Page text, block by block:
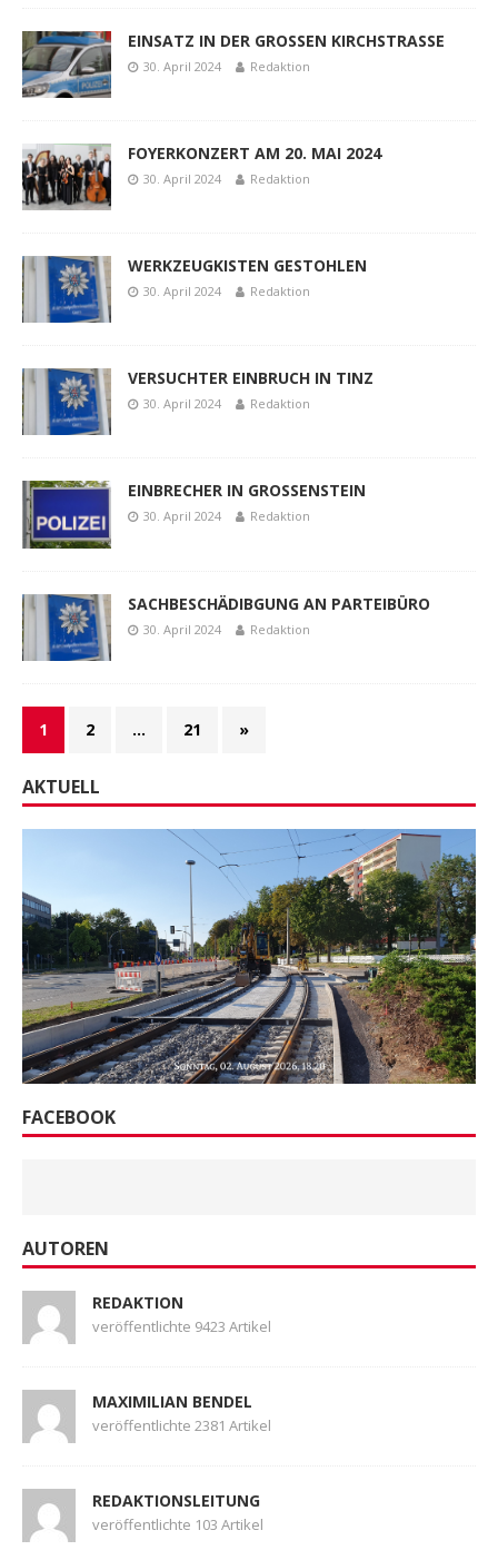
EINSATZ IN DER GROSSEN KIRCHSTRASSE
30. April 2024 Redaktion
FOYERKONZERT AM 20. MAI 2024
30. April 2024 Redaktion
WERKZEUGKISTEN GESTOHLEN
30. April 2024 Redaktion
VERSUCHTER EINBRUCH IN TINZ
30. April 2024 Redaktion
EINBRECHER IN GROSSENSTEIN
30. April 2024 Redaktion
SACHBESCHÄDIBGUNG AN PARTEIBÜRO
30. April 2024 Redaktion
1 2 … 21 »
AKTUELL
FACEBOOK
AUTOREN
REDAKTION
veröffentlichte 9423 Artikel
MAXIMILIAN BENDEL
veröffentlichte 2381 Artikel
REDAKTIONSLEITUNG
veröffentlichte 103 Artikel